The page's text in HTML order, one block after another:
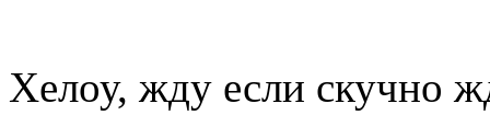
Хелоу, жду если скучно